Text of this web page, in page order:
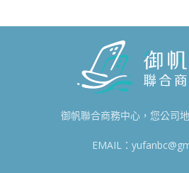
御帆聯合商務中心，您公司
EMAIL：